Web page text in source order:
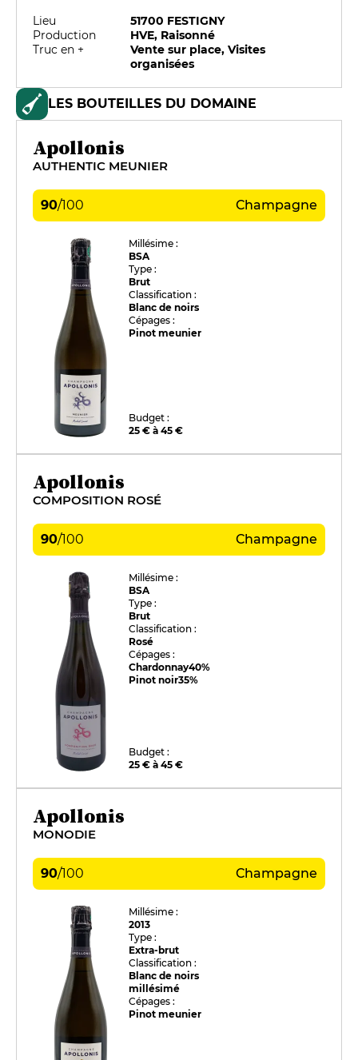
Lieu
51700 FESTIGNY
Production
HVE, Raisonné
Truc en +
Vente sur place, Visites
organisées
LES BOUTEILLES DU DOMAINE
Apollonis
AUTHENTIC MEUNIER
90/100 Champagne
Millésime :
BSA
Type :
Brut
Classification :
Blanc de noirs
Cépages :
Pinot meunier
Budget :
25 € à 45 €
Apollonis
COMPOSITION ROSÉ
90/100 Champagne
Millésime :
BSA
Type :
Brut
Classification :
Rosé
Cépages :
Chardonnay40%
Pinot noir35%
Budget :
25 € à 45 €
Apollonis
MONODIE
90/100 Champagne
Millésime :
2013
Type :
Extra-brut
Classification :
Blanc de noirs
millésimé
Cépages :
Pinot meunier